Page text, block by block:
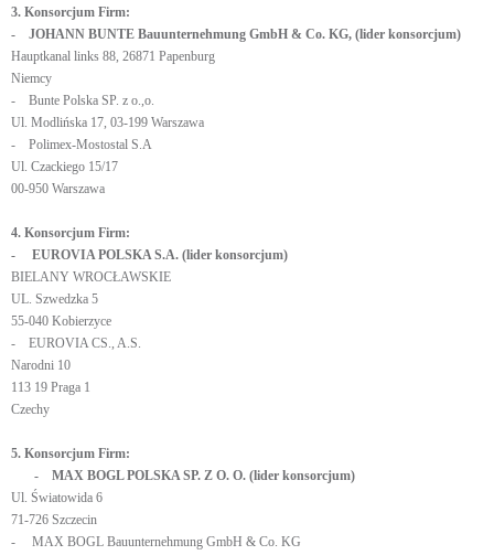
3. Konsorcjum Firm:
- JOHANN BUNTE Bauunternehmung GmbH & Co. KG, (lider konsorcjum)
Hauptkanal links 88, 26871 Papenburg
Niemcy
- Bunte Polska SP. z o.,o.
Ul. Modlińska 17, 03-199 Warszawa
- Polimex-Mostostal S.A
Ul. Czackiego 15/17
00-950 Warszawa
4. Konsorcjum Firm:
- EUROVIA POLSKA S.A. (lider konsorcjum)
BIELANY WROCŁAWSKIE
UL. Szwedzka 5
55-040 Kobierzyce
- EUROVIA CS., A.S.
Narodni 10
113 19 Praga 1
Czechy
5. Konsorcjum Firm:
- MAX BOGL POLSKA SP. Z O. O. (lider konsorcjum)
Ul. Światowida 6
71-726 Szczecin
- MAX BOGL Bauunternehmung GmbH & Co. KG